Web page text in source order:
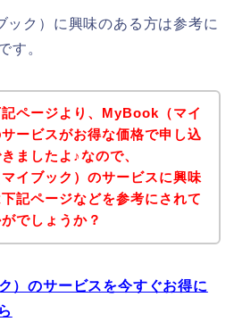
ック）に興味のある方は参考に
す。
ページより、MyBook（マイ
ービスがお得な価格で申し込
ましたよ♪なので、
イブック）のサービスに興味
記ページなどを参考にされて
でしょうか？
）のサービスを今すぐお得に